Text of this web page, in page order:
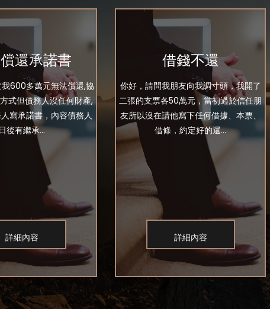
還承諾書
600多萬元無法償還,協
式但債務人沒任何財產,
寫承諾書，內容債務人
日後有繼承...
詳細內容
借錢不還
你好，請問我朋友向我調寸頭，我開了
二張的支票各50萬元，當初過於信任朋
友所以沒在請他寫下任何借據、本票、
借條，約定好的還...
詳細內容